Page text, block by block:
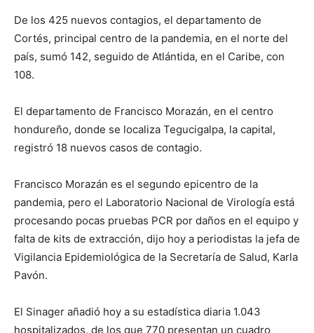
De los 425 nuevos contagios, el departamento de
Cortés, principal centro de la pandemia, en el norte del
país, sumó 142, seguido de Atlántida, en el Caribe, con
108.
El departamento de Francisco Morazán, en el centro
hondureño, donde se localiza Tegucigalpa, la capital,
registró 18 nuevos casos de contagio.
Francisco Morazán es el segundo epicentro de la
pandemia, pero el Laboratorio Nacional de Virología está
procesando pocas pruebas PCR por daños en el equipo y
falta de kits de extracción, dijo hoy a periodistas la jefa de
Vigilancia Epidemiológica de la Secretaría de Salud, Karla
Pavón.
El Sinager añadió hoy a su estadística diaria 1.043
hospitalizados, de los que 770 presentan un cuadro